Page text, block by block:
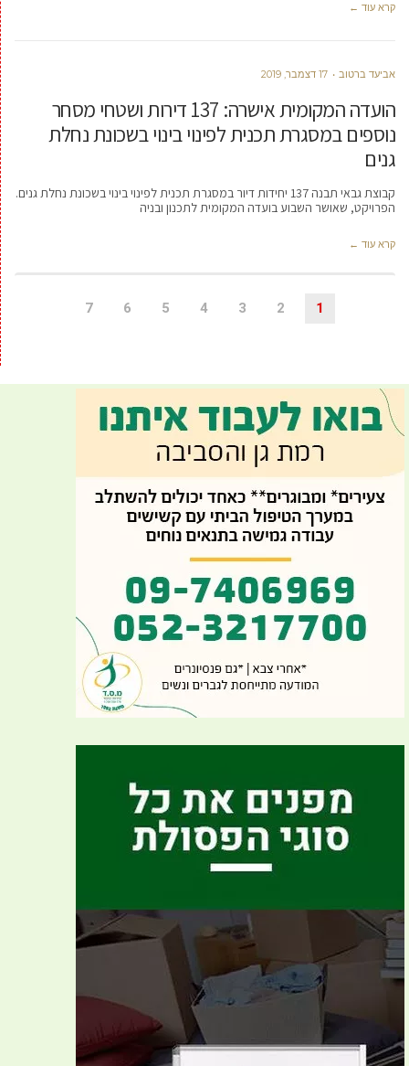
קרא עוד ←
אביעד ברטוב 17 דצמבר, 2019
הועדה המקומית אישרה: 137 דירות ושטחי מסחר
נוספים במסגרת תכנית לפינוי בינוי בשכונת נחלת
גנים
‏‏קבוצת גבאי תבנה 137 יחידות דיור במסגרת תכנית לפינוי בינוי בשכונת נחלת גנים.
הפרויקט, שאושר השבוע בועדה המקומית לתכנון ובניה
קרא עוד ←
1
2
3
4
5
6
7